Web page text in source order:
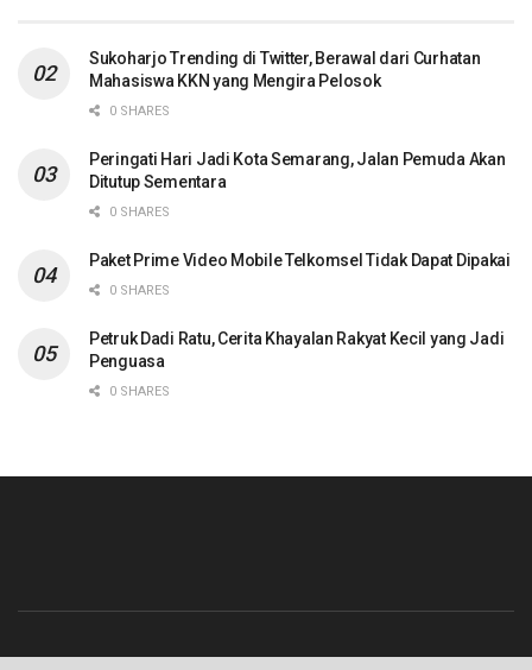
Sukoharjo Trending di Twitter, Berawal dari Curhatan
Mahasiswa KKN yang Mengira Pelosok
0 SHARES
Peringati Hari Jadi Kota Semarang, Jalan Pemuda Akan
Ditutup Sementara
0 SHARES
Paket Prime Video Mobile Telkomsel Tidak Dapat Dipakai
0 SHARES
Petruk Dadi Ratu, Cerita Khayalan Rakyat Kecil yang Jadi
Penguasa
0 SHARES